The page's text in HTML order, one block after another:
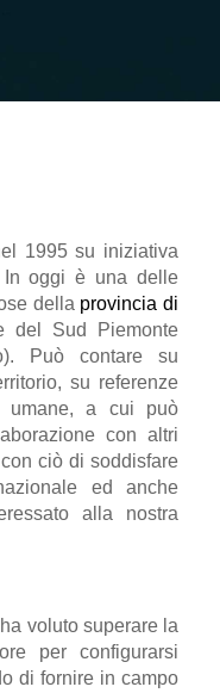
1995 su iniziativa
In oggi è una delle
della provincia di
del Sud Piemonte
Può contare su
su referenze
umane, a cui può
con altri
ciò di soddisfare
ed anche
alla nostra
voluto superare la
per configurarsi
di fornire in campo